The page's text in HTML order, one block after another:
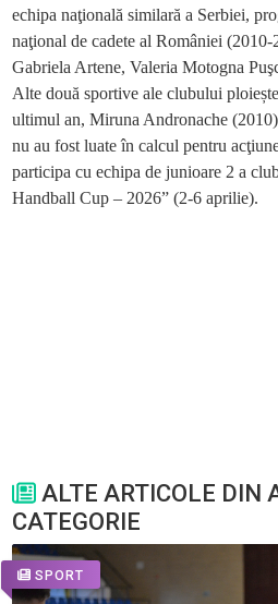
echipa naţională similară a Serbiei,
naţional de cadete al României (2010-
Gabriela Artene, Valeria Motogna
Alte două sportive ale clubului
ultimul an, Miruna Andronache
nu au fost luate în calcul pentru
participa cu echipa de junioare 2 a
Handball Cup – 2026” (2-6 aprilie).
ALTE ARTICOLE DIN
CATEGORIE
SPORT